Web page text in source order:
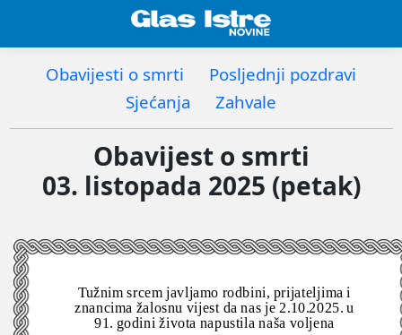
Obavijesti o smrti
Posljednji pozdravi
Sjećanja
Zahvale
Obavijest o smrti
03. listopada 2025 (petak)
Tužnim srcem javljamo rodbini, prijateljima i
znancima žalosnu vijest da nas je 2.10.2025. u
91. godini života napustila naša voljena